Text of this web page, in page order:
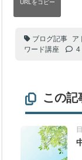
ブログ記事 ア
ワード講座
4
この記